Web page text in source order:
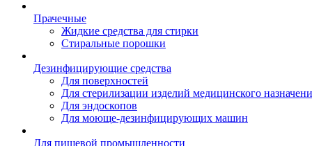
Прачечные
Жидкие средства для стирки
Стиральные порошки
Дезинфицирующие средства
Для поверхностей
Для стерилизации изделий медицинского
Для эндоскопов
Для моюще-дезинфицирующих машин
Для пищевой промышленности